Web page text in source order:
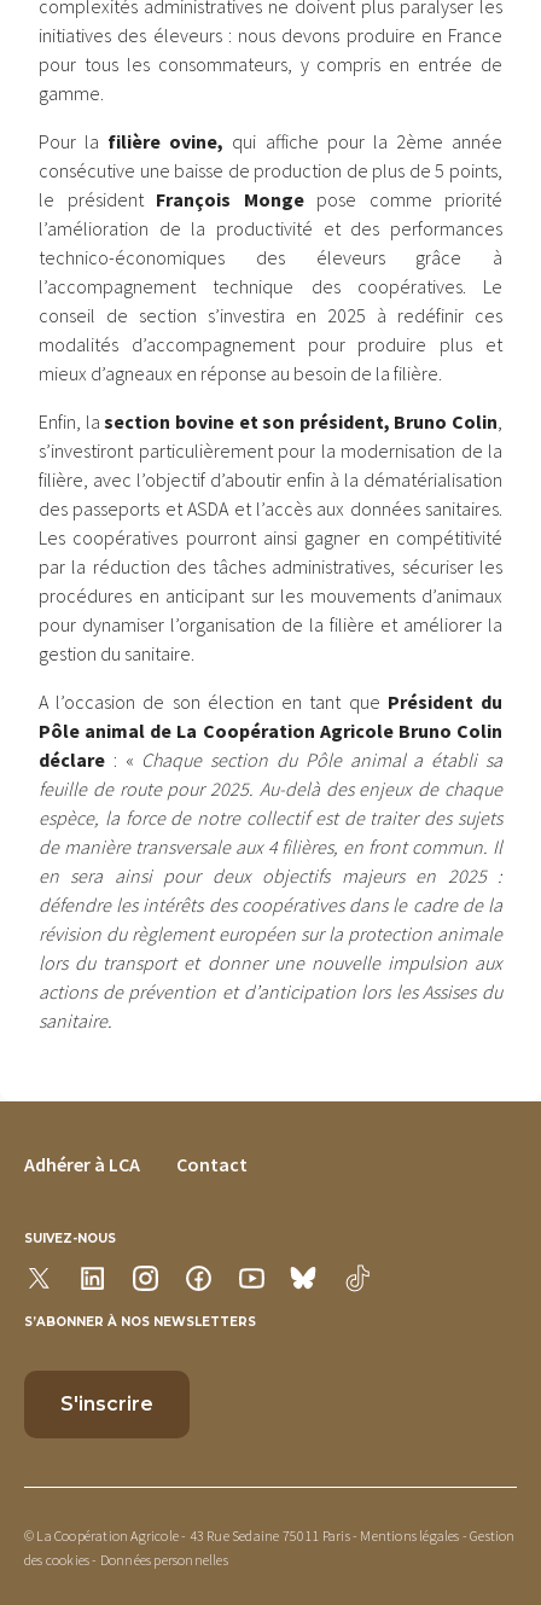
complexités administratives ne doivent plus paralyser les
initiatives des éleveurs : nous devons produire en France
pour tous les consommateurs, y compris en entrée de
gamme.
Pour la filière ovine, qui affiche pour la 2ème année
consécutive une baisse de production de plus de 5 points,
le président François Mongepose comme priorité
l’amélioration de la productivité et des performances
technico-économiques des éleveurs grâce à
l’accompagnement technique des coopératives. Le
conseil de section s’investira en 2025 à redéfinir ces
modalités d’accompagnement pour produire plus et
mieux d’agneaux en réponse au besoin de la filière.
Enfin, lasection bovine et son président, Bruno Colin
s’investiront particulièrement pour la modernisation de la
filière, avec l’objectif d’aboutir enfin à la dématérialisation
des passeports et ASDA et l’accès aux données sanitaires.
Les coopératives pourront ainsi gagner en compétitivité
par la réduction des tâches administratives, sécuriser les
procédures en anticipant sur les mouvements d’animaux
pour dynamiser l’organisation de la filière et améliorer la
gestion du sanitaire.
A l’occasion de son élection en tant que Président du
Pôle animal de La Coopération Agricole Bruno Colin
déclare : « Chaque section du Pôle animal a établi sa
feuille de route pour 2025. Au-delà des enjeux de chaque
espèce, la force de notre collectif est de traiter des sujets
de manière transversale aux 4 filières, en front commun. Il
en sera ainsi pour deux objectifs majeurs en 2025 :
défendre les intérêts des coopératives dans le cadre de la
révision du règlement européen sur la protection animale
lors du transport et donner une nouvelle impulsion aux
actions de prévention et d’anticipation lors les Assises du
sanitaire.
FOOTER MENU
Adhérer à LCA Contact
SUIVEZ-NOUS
S’ABONNER À NOS NEWSLETTERS
© La Coopération Agricole - 43 Rue Sedaine 75011 Paris - Mentions légales -Gestion
des cookies- Données personnelles